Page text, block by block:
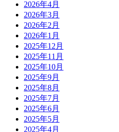
2026年4月
2026年3月
2026年2月
2026年1月
2025年12月
2025年11月
2025年10月
2025年9月
2025年8月
2025年7月
2025年6月
2025年5月
2025年4月